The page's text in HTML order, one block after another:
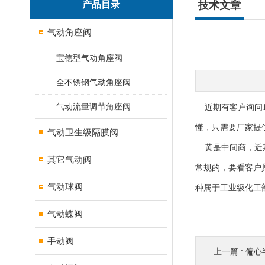
产品目录
气动角座阀
宝德型气动角座阀
全不锈钢气动角座阀
气动流量调节角座阀
气动卫生级隔膜阀
其它气动阀
气动球阀
气动蝶阀
手动阀
技术文章
近期有客户询问
懂，只需要厂家提
黄是中间商，近
常规的，要看客户
种属于工业级化工
上一篇 : 偏心